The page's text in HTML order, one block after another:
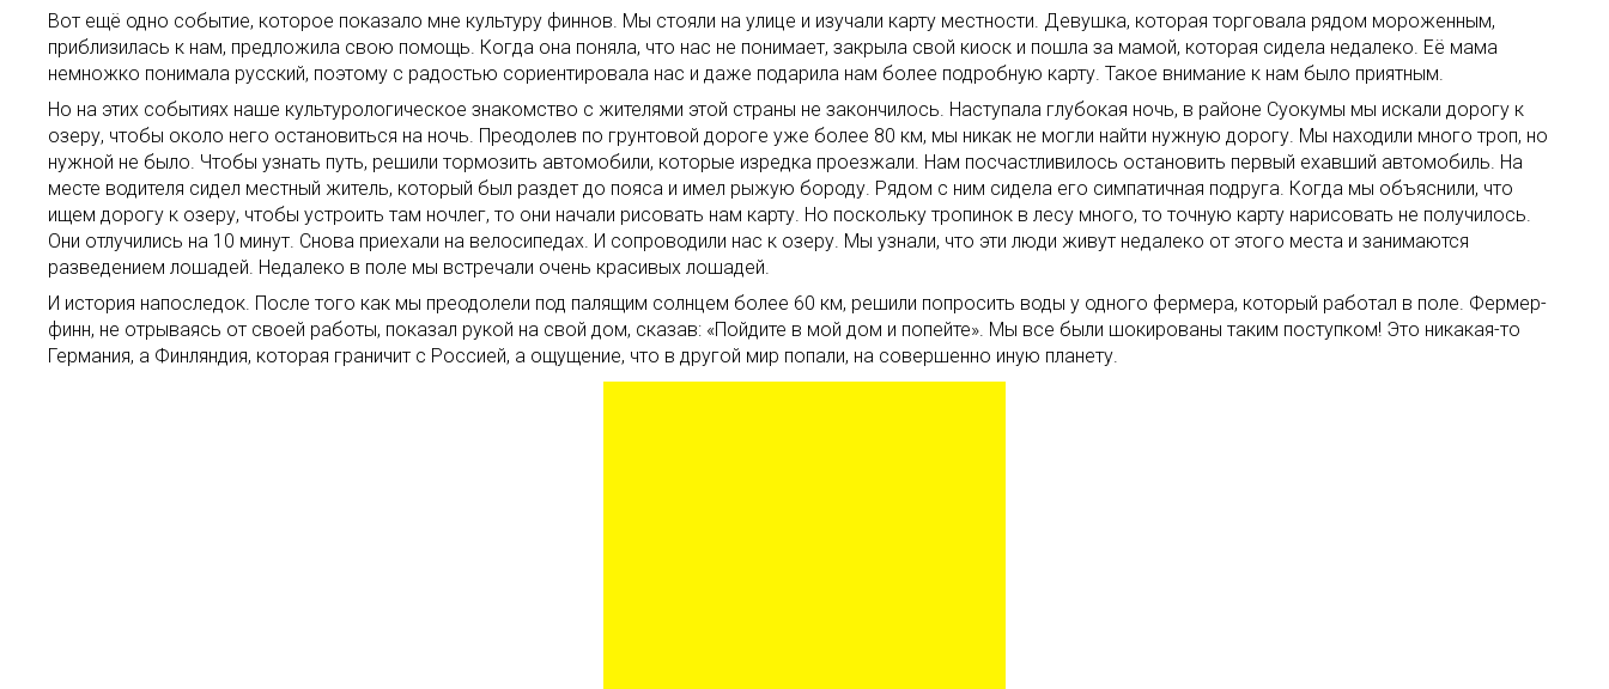
Вот ещё одно событие, которое показало мне культуру финнов. Мы стояли на улице и изучали карту местности. Девушка, которая торговала рядом мороженным,
приблизилась к нам, предложила свою помощь. Когда она поняла, что нас не понимает, закрыла свой киоск и пошла за мамой, которая сидела недалеко. Её мама
немножко понимала русский, поэтому с радостью сориентировала нас и даже подарила нам более подробную карту. Такое внимание к нам было приятным.
Но на этих событиях наше культурологическое знакомство с жителями этой страны не закончилось. Наступала глубокая ночь, в районе Суокумы мы искали дорогу к
озеру, чтобы около него остановиться на ночь. Преодолев по грунтовой дороге уже более 80 км, мы никак не могли найти нужную дорогу. Мы находили много троп, но
нужной не было. Чтобы узнать путь, решили тормозить автомобили, которые изредка проезжали. Нам посчастливилось остановить первый ехавший автомобиль. На
месте водителя сидел местный житель, который был раздет до пояса и имел рыжую бороду. Рядом с ним сидела его симпатичная подруга. Когда мы объяснили, что
ищем дорогу к озеру, чтобы устроить там ночлег, то они начали рисовать нам карту. Но поскольку тропинок в лесу много, то точную карту нарисовать не получилось.
Они отлучились на 10 минут. Снова приехали на велосипедах. И сопроводили нас к озеру. Мы узнали, что эти люди живут недалеко от этого места и занимаются
разведением лошадей. Недалеко в поле мы встречали очень красивых лошадей.
И история напоследок. После того как мы преодолели под палящим солнцем более 60 км, решили попросить воды у одного фермера, который работал в поле. Фермер-
финн, не отрываясь от своей работы, показал рукой на свой дом, сказав: «Пойдите в мой дом и попейте». Мы все были шокированы таким поступком! Это никакая-то
Германия, а Финляндия, которая граничит с Россией, а ощущение, что в другой мир попали, на совершенно иную планету.